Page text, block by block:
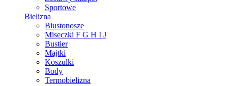
Sportowe
Bielizna
Biustonosze
Miseczki F G H I J
Bustier
Majtki
Koszulki
Body
Termobielizna